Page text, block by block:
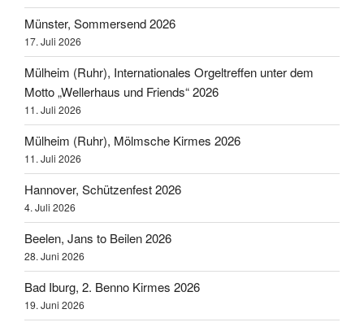
Münster, Sommersend 2026
17. Juli 2026
Mülheim (Ruhr), Internationales Orgeltreffen unter dem
Motto „Wellerhaus und Friends“ 2026
11. Juli 2026
Mülheim (Ruhr), Mölmsche Kirmes 2026
11. Juli 2026
Hannover, Schützenfest 2026
4. Juli 2026
Beelen, Jans to Beilen 2026
28. Juni 2026
Bad Iburg, 2. Benno Kirmes 2026
19. Juni 2026